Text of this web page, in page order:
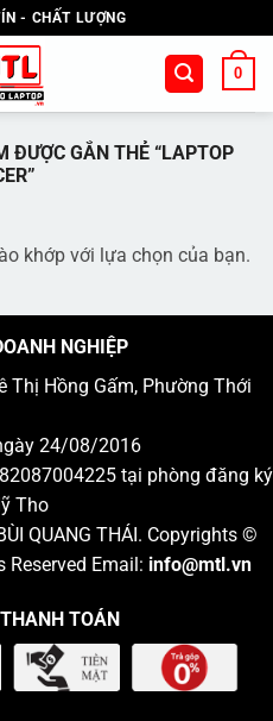
- CHẤT LƯỢNG
0
ĐƯỢC GẮN THẺ “LAPTOP
khớp với lựa chọn của bạn.
NGHIỆP
Hồng Gấm, Phường Thới
24/08/2016
tại phòng đăng ký
Tho
QUANG THÁI. Copyrights ©
Reserved Email: info@mtl.vn
TOÁN